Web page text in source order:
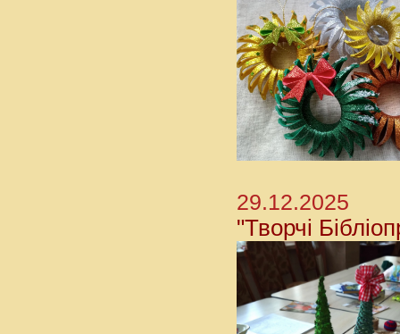
29.12.2025
"Творчі